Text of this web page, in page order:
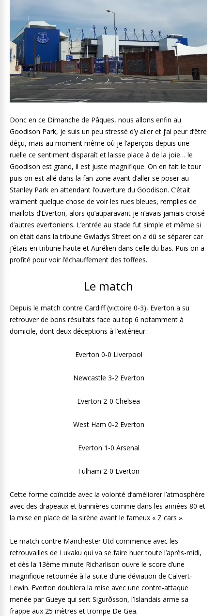
Donc en ce Dimanche de Pâques, nous allons enfin au
Goodison Park, je suis un peu stressé d’y aller et j’ai peur d’être
déçu, mais au moment même où je l’aperçois depuis une
ruelle ce sentiment disparaît et laisse place à de la joie… le
Goodison est grand, il est juste magnifique. On en fait le tour
puis on est allé dans la fan-zone avant d’aller se poser au
Stanley Park en attendant l’ouverture du Goodison. C’était
vraiment quelque chose de voir les rues bleues, remplies de
maillots d’Everton, alors qu’auparavant je n’avais jamais croisé
d’autres evertoniens. L’entrée au stade fut simple et même si
on était dans la tribune Gwladys Street on a dû se séparer car
j’étais en tribune haute et Aurélien dans celle du bas. Puis on a
profité pour voir l’échauffement des toffees.
Le match
Depuis le match contre Cardiff (victoire 0-3), Everton a su
retrouver de bons résultats face au top 6 notamment à
domicile, dont deux déceptions à l’extérieur :
Everton 0-0 Liverpool
Newcastle 3-2 Everton
Everton 2-0 Chelsea
West Ham 0-2 Everton
Everton 1-0 Arsenal
Fulham 2-0 Everton
Cette forme coïncide avec la volonté d’améliorer l’atmosphère
avec des drapeaux et bannières comme dans les années 80 et
la mise en place de la sirène avant le fameux « Z cars ».
Le match contre Manchester Utd commence avec les
retrouvailles de Lukaku qui va se faire huer toute l’après-midi,
et dès la 13ème minute Richarlison ouvre le score d’une
magnifique retournée à la suite d’une déviation de Calvert-
Lewin. Everton doublera la mise avec une contre-attaque
menée par Gueye qui sert Sigurðsson, l’Islandais arme sa
frappe aux 25 mètres et trompe De Gea.